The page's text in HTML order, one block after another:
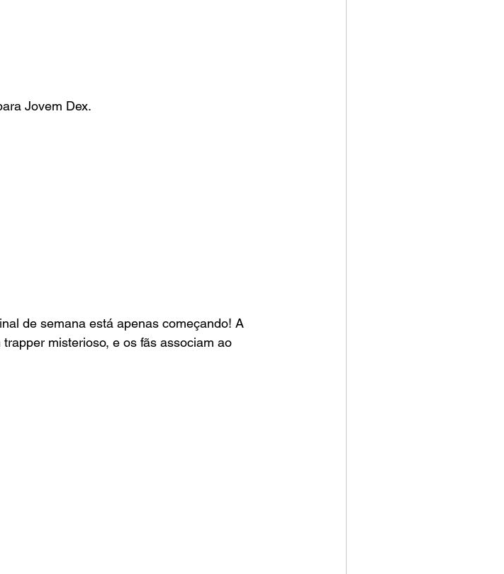
Jovem Dex.
de semana está apenas começando! A
misterioso, e os fãs associam ao